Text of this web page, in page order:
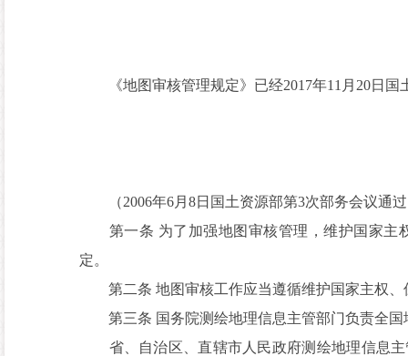
《地图审核管理规定》已经2017年11月20日
（2006年6月8日国土资源部第3次部务会议通
第一条 为了加强地图审核管理，维护国家主
定。
第二条 地图审核工作应当遵循维护国家主权、
第三条 国务院测绘地理信息主管部门负责全国
省、自治区、直辖市人民政府测绘地理信息主